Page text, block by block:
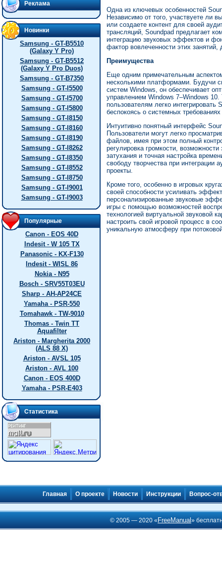
Реклама
Новинки
Samsung - GT-B5510
(Galaxy Y Pro)
Samsung - GT-B5512
(Galaxy Y Pro Duos)
Samsung - GT-B7350
Samsung - GT-I5500
Samsung - GT-I5700
Samsung - GT-I5800
Samsung - GT-I8150
Samsung - GT-I8160
Samsung - GT-I8190
Samsung - GT-I8262
Samsung - GT-I8350
Samsung - GT-I8552
Samsung - GT-I8750
Samsung - GT-I9001
Samsung - GT-I9003
Популярные
Canon - EOS 40D
Indesit - W 105 TX
Panasonic - KX-F130
Indesit - WISL 86
Nokia - N95
Bosch - SRV55T03EU
Sharp - AH-AP24CE
Yamaha - PSR-550
Tomahawk - TW-9010
Thomas - Twin TT
Aquafilter
Ariston - Margherita 2000
(ALS 88 X)
Ariston - AVSL 105
Ariston - AVL 100
Canon - EOS 400D
Yamaha - PSR-E403
Статистика
Одна из ключевых особенностей
Независимо от того, участвуете ли
или создаете контент для своей
трансляций, Soundpad предлагает
интеграцию звуковых эффектов и
фактор вовлеченности этих занятий,
Преимущества
Еще одним примечательным
несколькими платформами. Будучи
систем Windows, он обеспечивает
управлением Windows 7–Windows
пользователям легко
беспокоясь о системных
Интуитивно понятный интерфейс
Пользователи могут легко
файлов, имея при этом полный
регулировка громкости,
затухания и точная настройка
свободу творчества при
проекты.
Кроме того, особенно в игровых
своей способности усиливать
персонализированные звуковые
игры с помощью возможностей
технологией виртуальной звуковой
настроить свой игровой процесс в
уникальную атмосферу при
Главная О проекте Новости Инструкции Вопрос-
© 2005 — 2020 « FreeManual»